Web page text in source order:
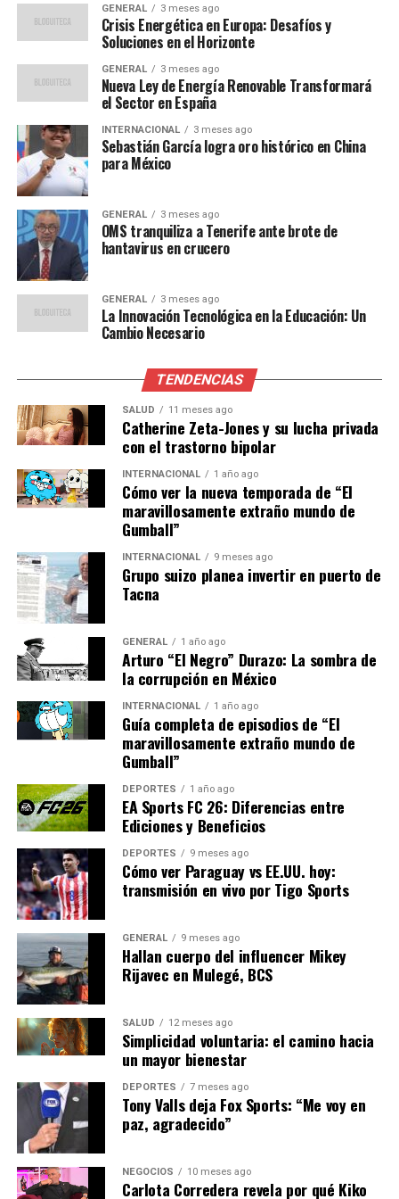
animaciones más suaves.
Mario Kart World: Diversión y
Nostalgia
Hablar de Mario Kart World es sinónimo de diversión
pura. Esta nueva entrega combina lo mejor del clásico
con nuevas escalas y dinamismo, permitiendo carreras
con hasta 24 jugadores simultáneos. Los nuevos
circuitos ofrecen tramos dinámicos, saltos imposibles y
atajos ocultos, manteniendo la esencia que ha
enganchado a generaciones de jugadores.
La jugabilidad es instantánea: enciendes la consola,
eliges tu personaje y en segundos estás derrapando en
futuristas. La capacidad de enganchar tanto a veteranos
como a nuevos jugadores hace de este pack una
propuesta irresistible, reuniendo lo nuevo y lo
nostálgico en un solo lugar.
Innovación y Rendimiento
Mejorado
La Switch 2 incorpora un nuevo procesador
desarrollado por NVIDIA y Nintendo, diseñado para
ofrecer mayor potencia con menor consumo. Esto se
traduce en juegos más fluidos, tiempos de carga más
rápidos y una batería más duradera, que alcanza
fácilmente las 7 u 8 horas de juego. Además, la consola
se carga completamente en poco más de 90 minutos.
El cambio entre modos es instantáneo y el multijugador
local sigue siendo una de sus mayores fortalezas. Con
Mario Kart World, el caos controlado vuelve a ser el
protagonista, ofreciendo una experiencia que saca
sonrisas sin importar la edad o experiencia del jugador.
Una Oportunidad Única
En un mercado donde las consolas buscan
constantemente innovar, Nintendo sigue destacándose
por su capacidad de unir generaciones a través del juego.
La oferta de 113 euros de descuento convierte a este
pack en una de las mejores oportunidades del año para
adquirir la Nintendo Switch 2. Con el 11.11 como telón
de fondo, los jugadores tienen la oportunidad de revivir
y crear nuevos recuerdos en torno a una consola que
sigue siendo sinónimo de diversión.
NOTICIAS RELACIONADAS:
SIGUIENTE
DP World Tour lanza el ‘Premio Rory McIlroy’ para el
mejor golfista
GENERAL 3 meses ago
Crisis Energética en Europa: Desafíos y
Soluciones en el Horizonte
GENERAL 3 meses ago
Nueva Ley de Energía Renovable Transformará
el Sector en España
INTERNACIONAL 3 meses ago
Sebastián García logra oro histórico en China
para México
GENERAL 3 meses ago
OMS tranquiliza a Tenerife ante brote de
hantavirus en crucero
GENERAL 3 meses ago
La Innovación Tecnológica en la Educación: Un
Cambio Necesario
TENDENCIAS
SALUD 11 meses ago
Catherine Zeta-Jones y su lucha privada
con el trastorno bipolar
INTERNACIONAL 1 año ago
Cómo ver la nueva temporada de “El
maravillosamente extraño mundo de
Gumball”
INTERNACIONAL 9 meses ago
Grupo suizo planea invertir en puerto de
Tacna
GENERAL 1 año ago
Arturo “El Negro” Durazo: La sombra de
la corrupción en México
INTERNACIONAL 1 año ago
Guía completa de episodios de “El
maravillosamente extraño mundo de
Gumball”
DEPORTES 1 año ago
EA Sports FC 26: Diferencias entre
Ediciones y Beneficios
DEPORTES 9 meses ago
Cómo ver Paraguay vs EE.UU. hoy:
transmisión en vivo por Tigo Sports
GENERAL 9 meses ago
Hallan cuerpo del influencer Mikey
Rijavec en Mulegé, BCS
SALUD 12 meses ago
Simplicidad voluntaria: el camino hacia
un mayor bienestar
DEPORTES 7 meses ago
Tony Valls deja Fox Sports: “Me voy en
paz, agradecido”
NEGOCIOS 10 meses ago
Carlota Corredera revela por qué Kiko